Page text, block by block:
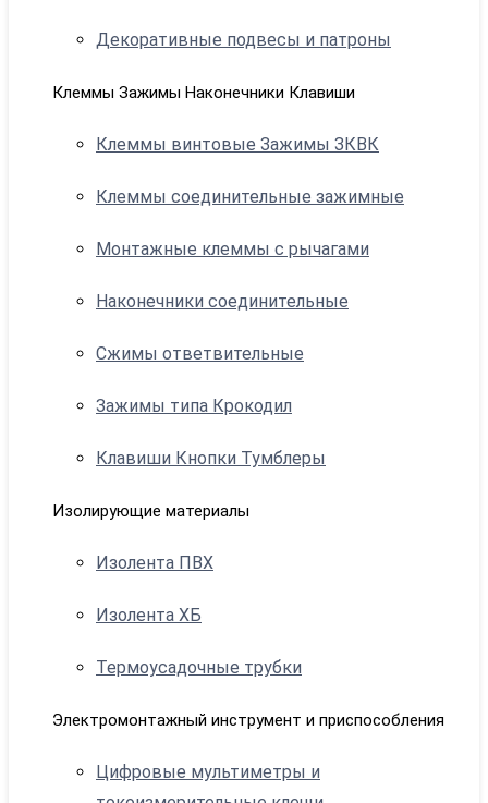
Декоративные подвесы и патроны
Клеммы Зажимы Наконечники Клавиши
Клеммы винтовые Зажимы ЗКВК
Клеммы соединительные зажимные
Монтажные клеммы с рычагами
Наконечники соединительные
Сжимы ответвительные
Зажимы типа Крокодил
Клавиши Кнопки Тумблеры
Изолирующие материалы
Изолента ПВХ
Изолента ХБ
Термоусадочные трубки
Электромонтажный инструмент и приспособления
Цифровые мультиметры и